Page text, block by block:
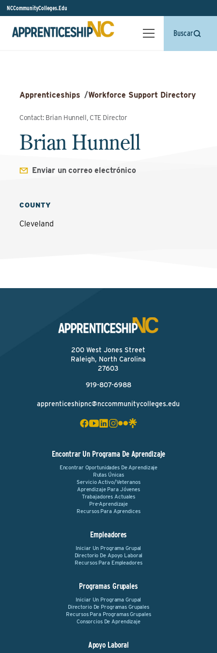
NCCommunityColleges.Edu
Buscar
Apprenticeships /Workforce Support Directory
Contact: Brian Hunnell, CTE Director
Brian Hunnell
Enviar un correo electrónico
COUNTY
Cleveland
200 West Jones Street
Raleigh, North Carolina
27603
919-807-6988
apprenticeshipnc@nccommunitycolleges.edu
Encontrar Un Programa De Aprendizaje
Encontrar Oportunidades De Aprendizaje
Rutas Únicas
Servicio Activo/Veteranos
Aprendizaje Para Jóvenes
Trabajadores Actuales
Pre-Aprendizaje
Recursos Para Aprendices
Empleadores
Iniciar Un Programa Grupal
Directorio De Apoyo Laboral
Recursos Para Empleadores
Programas Grupales
Iniciar Un Programa Grupal
Directorio De Programas Grupales
Recursos Para Programas Grupales
Consorcios De Aprendizaje
Apoyo Laboral